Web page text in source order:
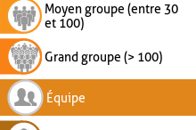
Moyen groupe (entre 30
et 100)
Grand groupe (> 100)
Équipe